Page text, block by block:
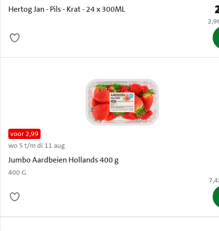
Hertog Jan - Pils - Krat - 24 x 300ML
€
Jumbo Aardbeien Hollands 400 g
400 G
voor 2,99
wo 5 t/m di 11 aug
€